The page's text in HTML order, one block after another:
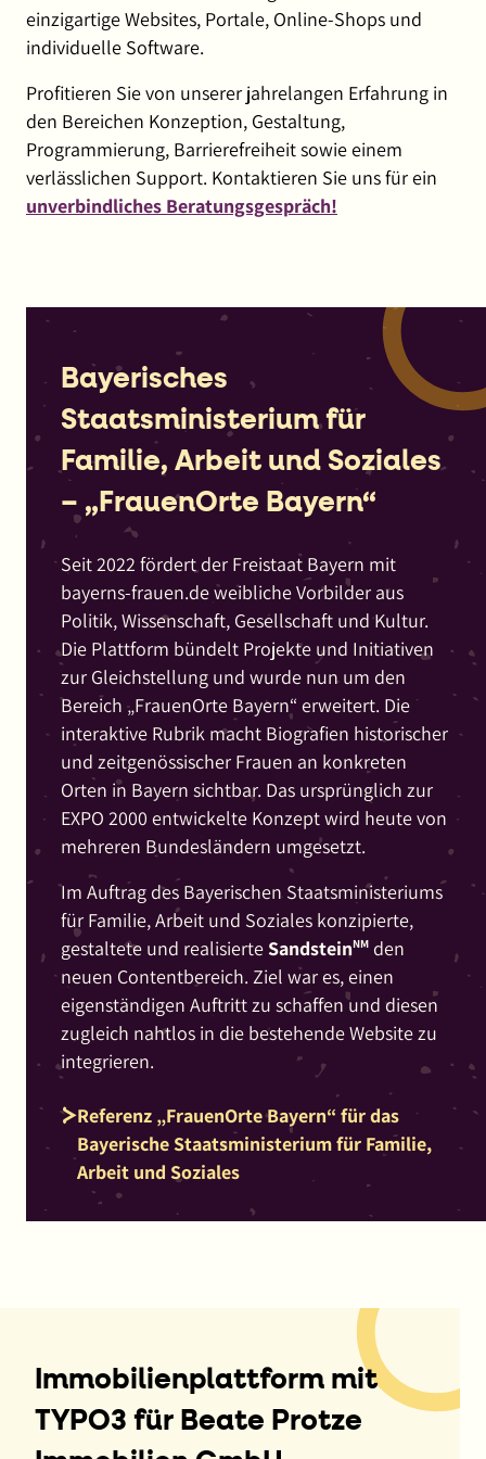
der
Man
sieht
Mitarbeitende,
die
im
Bilder
von
Webseiten-
Projekten
an
denen
die
Firma
gearbeitet
hat:
Neue
Webseiten
die
SachsenEnergie
ihr
Kundenportal,
einen
Online-
Shop
für
Kunstsammlungen
Dresden,
neue
mit
Bayerischen
einzigartige Websites, Portale, Online-Shops und
individuelle Software.
Profitieren Sie von unserer jahrelangen Erfahrung in
den Bereichen Konzeption, Gestaltung,
Programmierung, Barrierefreiheit sowie einem
verlässlichen Support. Kontaktieren Sie uns für ein
unverbindliches Beratungsgespräch!
Bayerisches
Staatsministerium für
Familie, Arbeit und Soziales
– „FrauenOrte Bayern“
Seit 2022 fördert der Freistaat Bayern mit
bayerns-frauen.de weibliche Vorbilder aus
Politik, Wissenschaft, Gesellschaft und Kultur.
Die Plattform bündelt Projekte und Initiativen
zur Gleichstellung und wurde nun um den
Bereich „FrauenOrte Bayern“ erweitert. Die
interaktive Rubrik macht Biografien historischer
und zeitgenössischer Frauen an konkreten
Orten in Bayern sichtbar. Das ursprünglich zur
EXPO 2000 entwickelte Konzept wird heute von
mehreren Bundesländern umgesetzt.
Im Auftrag des Bayerischen Staatsministeriums
für Familie, Arbeit und Soziales konzipierte,
gestaltete und realisierteSandsteinNM den
neuen Contentbereich. Ziel war es, einen
eigenständigen Auftritt zu schaffen und diesen
zugleich nahtlos in die bestehende Website zu
integrieren.
Referenz „FrauenOrte Bayern“ für das
Bayerische Staatsministerium für Familie,
Arbeit und Soziales
Immobilienplattform mit
TYPO3 für Beate Protze